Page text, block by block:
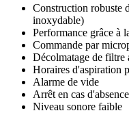
Construction robuste
inoxydable)
Performance grâce à
Commande par
Décolmatage de filtre
Horaires d'aspiration
Alarme de vide
Arrêt en cas
Niveau sonore faible